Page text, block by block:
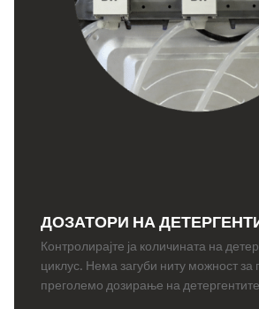
ДОЗАТОРИ НА
Контролирајте ја количината на
циклус. Нема загуби ниту можност
преголемо дозирање на